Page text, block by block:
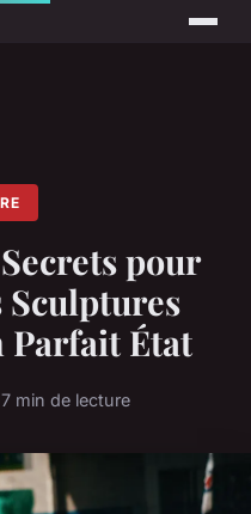
pour
Sculptures
Parfait État
7 min de lecture